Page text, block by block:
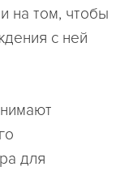
на том, чтобы
с ней
для